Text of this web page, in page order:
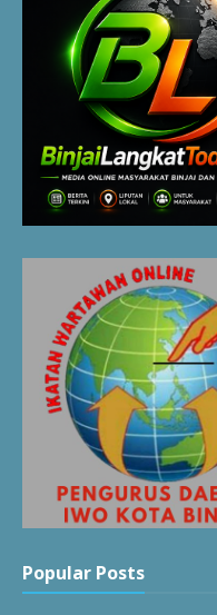
Popular Posts